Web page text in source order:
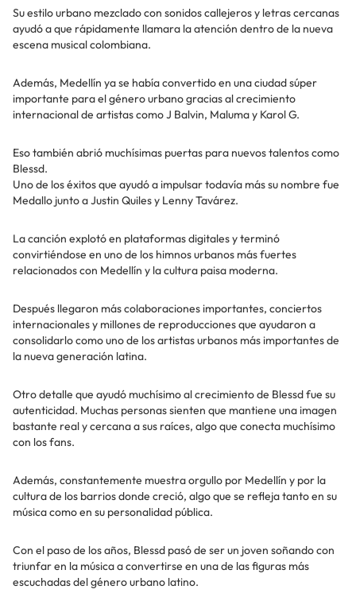
Su estilo urbano mezclado con sonidos callejeros y letras cercanas
ayudó a que rápidamente llamara la atención dentro de la nueva
escena musical colombiana.
Además, Medellín ya se había convertido en una ciudad súper
importante para el género urbano gracias al crecimiento
internacional de artistas como J Balvin, Maluma y Karol G.
Eso también abrió muchísimas puertas para nuevos talentos como
Blessd.
Uno de los éxitos que ayudó a impulsar todavía más su nombre fue
Medallo junto a Justin Quiles y Lenny Tavárez.
La canción explotó en plataformas digitales y terminó
convirtiéndose en uno de los himnos urbanos más fuertes
relacionados con Medellín y la cultura paisa moderna.
Después llegaron más colaboraciones importantes, conciertos
internacionales y millones de reproducciones que ayudaron a
consolidarlo como uno de los artistas urbanos más importantes de
la nueva generación latina.
Otro detalle que ayudó muchísimo al crecimiento de Blessd fue su
autenticidad. Muchas personas sienten que mantiene una imagen
bastante real y cercana a sus raíces, algo que conecta muchísimo
con los fans.
Además, constantemente muestra orgullo por Medellín y por la
cultura de los barrios donde creció, algo que se refleja tanto en su
música como en su personalidad pública.
Con el paso de los años, Blessd pasó de ser un joven soñando con
triunfar en la música a convertirse en una de las figuras más
escuchadas del género urbano latino.